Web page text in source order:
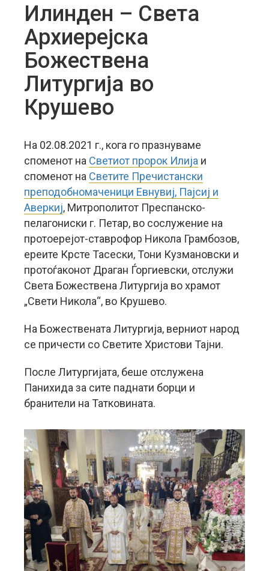
Илинден – Света
Архиерејска
Божествена
Литургија во
Крушево
На 02.08.2021 г., кога го празнуваме
споменот на Светиот пророк Илија и
споменот на Светите Пречистански
преподобномаченици Евнувиј, Пајсиј и
Аверкиј, Митрополитот Преспанско-
пелагониски г. Петар, во сослужение на
протоерејот-ставрофор Никола Грамбозов,
ереите Крсте Тасески, Тони Кузмановски и
протоѓаконот Драган Ѓоргиевски, отслужи
Света Божествена Литургија во храмот
„Свети Никола“, во Крушево.
На Божествената Литургија, верниот народ
се причести со Светите Христови Тајни.
После Литургијата, беше отслужена
Панихида за сите паднати борци и
бранители на Татковината.